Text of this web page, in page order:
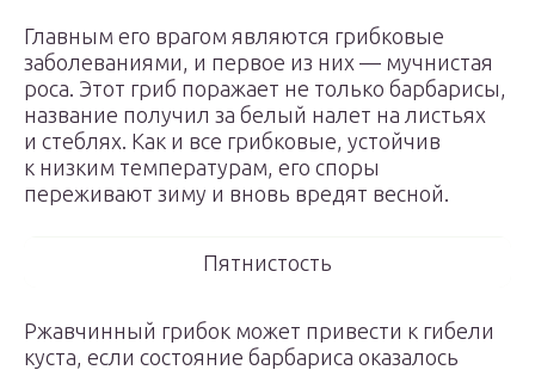
Главным его врагом являются грибковые
заболеваниями, и первое из них — мучнистая
роса. Этот гриб поражает не только барбарисы,
название получил за белый налет на листьях
и стеблях. Как и все грибковые, устойчив
к низким температурам, его споры
переживают зиму и вновь вредят весной.
Пятнистость
Ржавчинный грибок может привести к гибели
куста, если состояние барбариса оказалось